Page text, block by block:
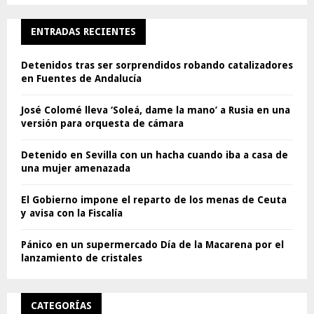
ENTRADAS RECIENTES
Detenidos tras ser sorprendidos robando catalizadores
en Fuentes de Andalucía
José Colomé lleva ‘Soleá, dame la mano’ a Rusia en una
versión para orquesta de cámara
Detenido en Sevilla con un hacha cuando iba a casa de
una mujer amenazada
El Gobierno impone el reparto de los menas de Ceuta
y avisa con la Fiscalía
Pánico en un supermercado Día de la Macarena por el
lanzamiento de cristales
CATEGORÍAS